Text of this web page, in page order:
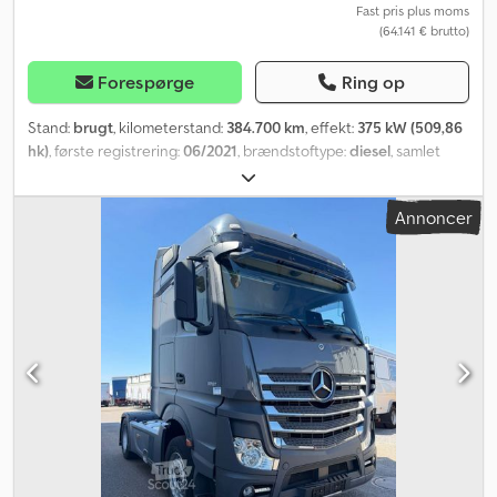
Fast pris plus moms
(64.141 € brutto)
Forespørge Ring op
Stand: brugt, kilometerstand: 384.700 km, effekt: 375 kW (509,86
hk), første registrering:06/2021, brændstoftype:diesel, samlet
, akslekonfiguration:
farve:hvid, geartype:automatisk, emissionsklasse:Euro 6,
, Udstyr:klimaanlæg, navigationssystem,
, * 12-trins automatgear * Elektronisk
bremsesystem (EBS) med ABS og ASR * Skivebremser for og bag *
Parkeringsbremse, elektronisk * Sekundær vandretarder *
Akselafstand 3.700 mm * Føreraffjedringssæde, komfort * Komfort
overkøje, bred og nivellerbar * Komfort underkøje *
PremiumComfort madras i underkøje * Barberspejl * Elektrisk
solgardin, et-delt * LED ambientebelysning til kørsel og ophold *
Elektrisk standklimaanlæg * Fuldautomatisk klimaanlæg *
Udnyttelse af restvarme * Tillægsvarmer (varmt vand) til førerhus *
Ekstra varmeisolering i førerhus * Elektrisk skyde-/hevetag i
glasudførelse * Grænseflade til Flådestyringssystem (FMS) *
Annoncer